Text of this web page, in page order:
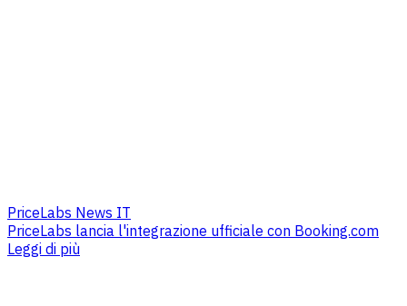
PriceLabs News IT
PriceLabs lancia l'integrazione ufficiale con Booking.com
Leggi di più